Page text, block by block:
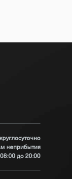
неприбытия
до 20:00